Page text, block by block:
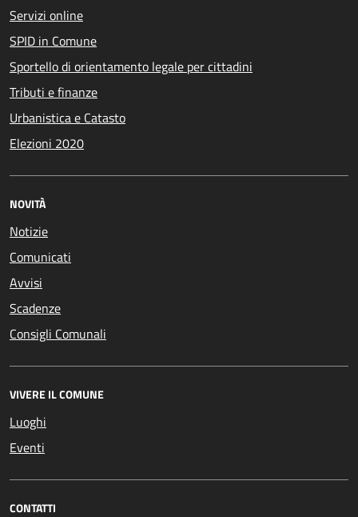
Servizi online
SPID in Comune
Sportello di orientamento legale per cittadini
Tributi e finanze
Urbanistica e Catasto
Elezioni 2020
NOVITÀ
Notizie
Comunicati
Avvisi
Scadenze
Consigli Comunali
VIVERE IL COMUNE
Luoghi
Eventi
CONTATTI